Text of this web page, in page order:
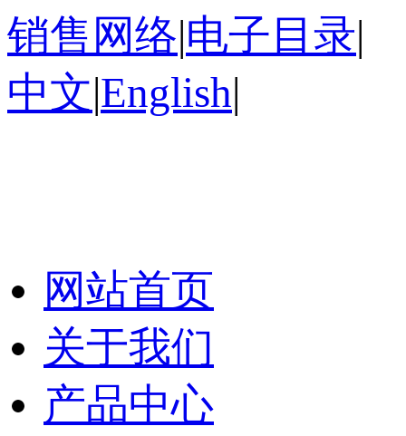
销售网络|电子目录|
中文|English|
网站首页
关于我们
产品中心